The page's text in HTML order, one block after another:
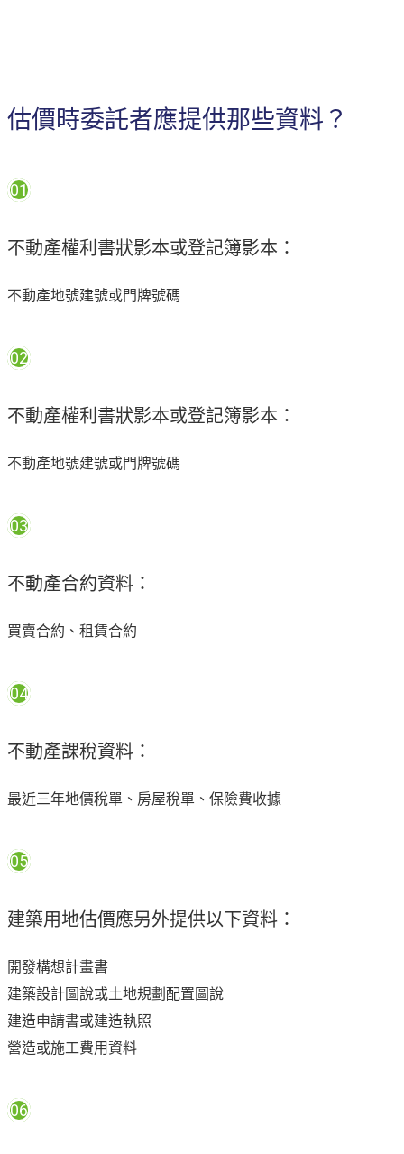
估價時委託者應提供那些資料？
01
不動產權利書狀影本或登記簿影本：
不動產地號建號或門牌號碼
02
不動產權利書狀影本或登記簿影本：
不動產地號建號或門牌號碼
03
不動產合約資料：
買賣合約、租賃合約
04
不動產課稅資料：
最近三年地價稅單、房屋稅單、保險費收據
05
建築用地估價應另外提供以下資料：
開發構想計畫書
建築設計圖說或土地規劃配置圖說
建造申請書或建造執照
營造或施工費用資料
06